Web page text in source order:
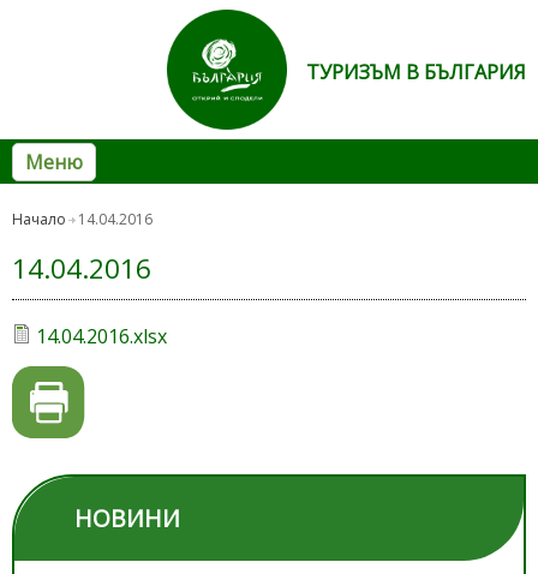
ТУРИЗЪМ В БЪЛГАРИЯ
Меню
Начало 14.04.2016
14.04.2016
14.04.2016.xlsx
НОВИНИ